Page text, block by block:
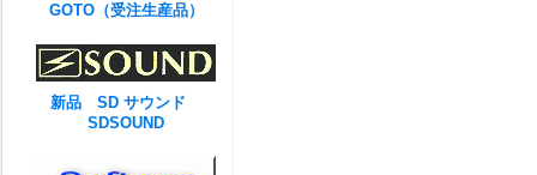
GOTO（受注生産品）
新品 SD サウンド
SDSOUND